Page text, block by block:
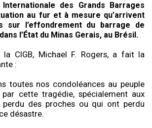
des Grands Barrages
au fur et à mesure qu’arrivent
sur l’effondrement du barrage de
l’État du Minas Gerais, au Brésil.
la CIGB, Michael F. Rogers, a fait la
:
toutes nos condoléances au peuple
cette tragédie, spécialement aux
des proches ou qui ont perdu
désastre.